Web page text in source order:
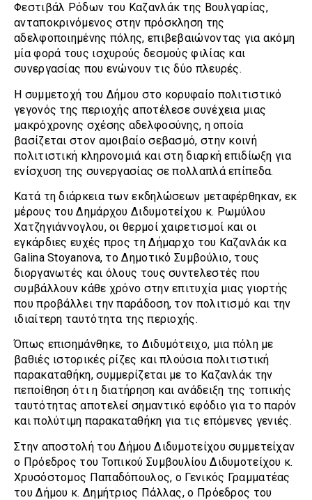
Φεστιβάλ Ρόδων του Καζανλάκ της Βουλγαρίας,
ανταποκρινόμενος στην πρόσκληση της
αδελφοποιημένης πόλης, επιβεβαιώνοντας για ακόμη
μία φορά τους ισχυρούς δεσμούς φιλίας και
συνεργασίας που ενώνουν τις δύο πλευρές.
Η συμμετοχή του Δήμου στο κορυφαίο πολιτιστικό
γεγονός της περιοχής αποτέλεσε συνέχεια μιας
μακρόχρονης σχέσης αδελφοσύνης, η οποία
βασίζεται στον αμοιβαίο σεβασμό, στην κοινή
πολιτιστική κληρονομιά και στη διαρκή επιδίωξη για
ενίσχυση της συνεργασίας σε πολλαπλά επίπεδα.
Κατά τη διάρκεια των εκδηλώσεων μεταφέρθηκαν, εκ
μέρους του Δημάρχου Διδυμοτείχου κ. Ρωμύλου
Χατζηγιάννογλου, οι θερμοί χαιρετισμοί και οι
εγκάρδιες ευχές προς τη Δήμαρχο του Καζανλάκ κα
Galina Stoyanova, το Δημοτικό Συμβούλιο, τους
διοργανωτές και όλους τους συντελεστές που
συμβάλλουν κάθε χρόνο στην επιτυχία μιας γιορτής
που προβάλλει την παράδοση, τον πολιτισμό και την
ιδιαίτερη ταυτότητα της περιοχής.
Όπως επισημάνθηκε, το Διδυμότειχο, μια πόλη με
βαθιές ιστορικές ρίζες και πλούσια πολιτιστική
παρακαταθήκη, συμμερίζεται με το Καζανλάκ την
πεποίθηση ότι η διατήρηση και ανάδειξη της τοπικής
ταυτότητας αποτελεί σημαντικό εφόδιο για το παρόν
και πολύτιμη παρακαταθήκη για τις επόμενες γενιές.
Στην αποστολή του Δήμου Διδυμοτείχου συμμετείχαν
ο Πρόεδρος του Τοπικού Συμβουλίου Διδυμοτείχου κ.
Χρυσόστομος Παπαδόπουλος, ο Γενικός Γραμματέας
του Δήμου κ. Δημήτριος Πάλλας, ο Πρόεδρος του